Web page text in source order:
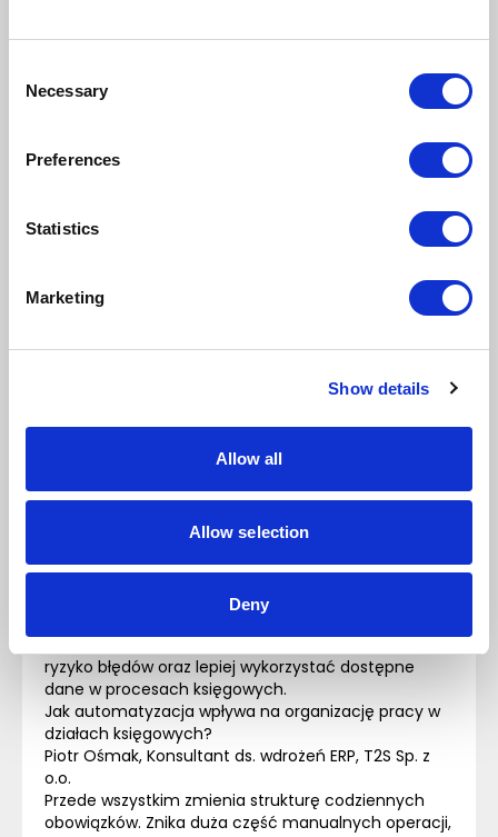
Selection
Necessary
Preferences
Statistics
Marketing
Show details
Allow all
Allow selection
Deny
Najbardziej widoczną zmianą jest uporządkowanie
sposób niekontrolowany, a każdy etap ich obsługi
przekłada się nie tylko na większą przejrzystość, ale
również na ograniczenie błędów i lepszą kontrolę
Nowoczesna
księgowość
automatyzacji
Automatyzacja procesów księgowych staje się
ERP w obszarze finansów. Coraz większy nacisk
oraz usprawnienie codziennej pracy działów
pozwalają zwiększyć efektywność pracy, ograniczyć
ryzyko błędów oraz lepiej wykorzystać dostępne
dane w procesach księgowych.
Jak automatyzacja wpływa na organizację pracy w
działach księgowych?
Piotr Ośmak, Konsultant ds. wdrożeń ERP, T2S Sp. z
o.o.
Przede wszystkim zmienia strukturę codziennych
obowiązków. Znika duża część manualnych operacji,